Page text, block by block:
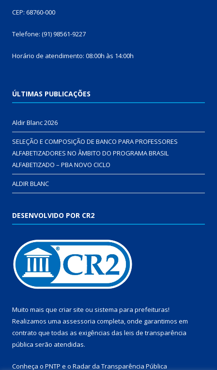
CEP: 68760-000
Telefone: (91) 98561-9227
Horário de atendimento: 08:00h às 14:00h
ÚLTIMAS PUBLICAÇÕES
Aldir Blanc 2026
SELEÇÃO E COMPOSIÇÃO DE BANCO PARA PROFESSORES
ALFABETIZADORES NO ÂMBITO DO PROGRAMA BRASIL
ALFABETIZADO – PBA NOVO CICLO
ALDIR BLANC
DESENVOLVIDO POR CR2
Muito mais que criar site ou sistema para prefeituras!
Realizamos uma assessoria completa, onde garantimos em
contrato que todas as exigências das leis de transparência
pública serão atendidas.
Conheça o PNTP e o Radar da Transparência Pública